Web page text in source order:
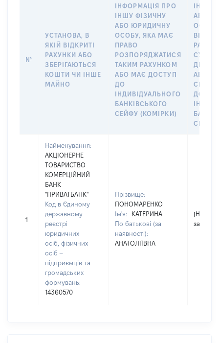
№
УСТАНОВА, В
ЯКІЙ ВІДКРИТІ
РАХУНКИ АБО
ЗБЕРІГАЮТЬСЯ
КОШТИ ЧИ ІНШЕ
МАЙНО
ІНФОРМАЦІЯ ПРО
ІНШУ ФІЗИЧНУ
АБО ЮРИДИЧНУ
ОСОБУ, ЯКА МАЄ
ПРАВО
РОЗПОРЯДЖАТИСЯ
ТАКИМ РАХУНКОМ
АБО МАЄ ДОСТУП
ДО
ІНДИВІДУАЛЬНОГО
БАНКІВСЬКОГО
СЕЙФУ (КОМІРКИ)
ІНШУ
АБО
АБО
СІМ’Ї
СЕЙФУ
1
Найменування:
АКЦІОНЕРНЕ
ТОВАРИСТВО
КОМЕРЦІЙНИЙ
БАНК
"ПРИВАТБАНК"
Код в Єдиному
державному
реєстрі
юридичних
осіб, фізичних
осіб –
підприємців та
громадських
формувань:
14360570
Прізвище:
ПОНОМАРЕНКО
Ім'я:
КАТЕРИНА
По батькові (за
наявності):
АНАТОЛІЇВНА
[Не